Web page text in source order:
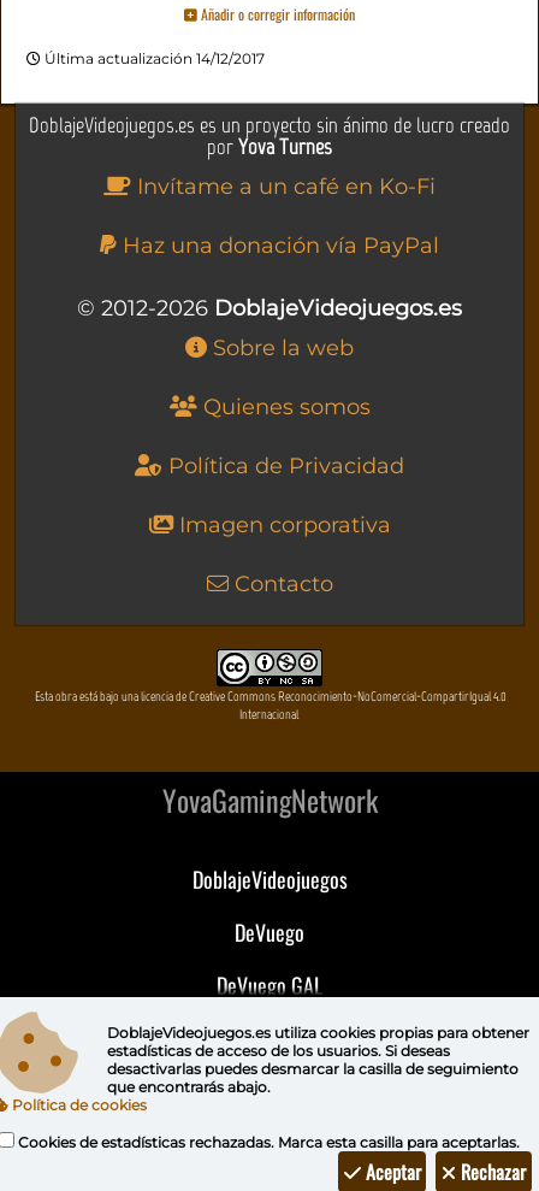
Añadir o corregir información
Última actualización 14/12/2017
DoblajeVideojuegos.es es un proyecto sin ánimo de lucro creado
porYova Turnes
Invítame a un café en Ko-Fi
Haz una donación vía PayPal
© 2012-2026 DoblajeVideojuegos.es
Sobre la web
Quienes somos
Política de Privacidad
Imagen corporativa
Contacto
Esta obra está bajo una licencia de Creative Commons Reconocimiento-NoComercial-CompartirIgual 4.0
Internacional
YovaGamingNetwork
DoblajeVideojuegos
DeVuego
DeVuego GAL
DeVuego LATAM
DeVuego Portugal
DoblajeVideojuegos.es utiliza cookies propiaspara obtener
estadísticas de acceso de los usuarios. Si deseas
desactivarlas puedes desmarcar la casilla de seguimiento
que encontrarás abajo.
Política de cookies
Cookies de estadísticas rechazadas. Marca esta casilla para aceptarlas.
Rechazar
Aceptar